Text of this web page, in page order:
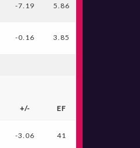
-7.19 5.86
-0.16 3.85
+/- EF
-3.06 41